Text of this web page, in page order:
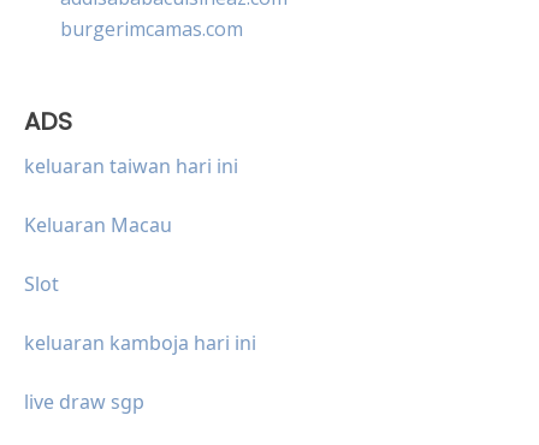
burgerimcamas.com
ADS
keluaran taiwan hari ini
Keluaran Macau
Slot
keluaran kamboja hari ini
live draw sgp